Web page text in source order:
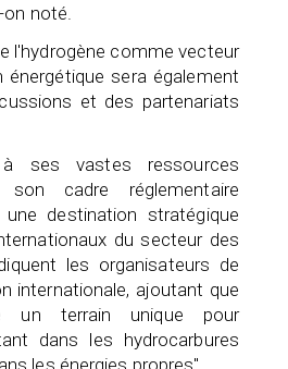
on noté.
l'hydrogène comme vecteur
sera également
et des partenariats
à ses vastes ressources
cadre réglementaire
destination stratégique
du secteur des
les organisateurs de
internationale, ajoutant que
un terrain unique pour
dans les hydrocarbures
les énergies propres".